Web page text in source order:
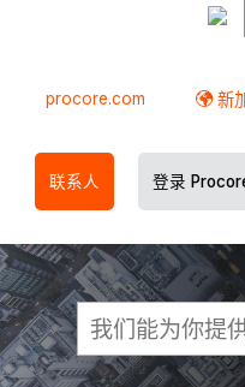
procore.com 新
联系人 登录